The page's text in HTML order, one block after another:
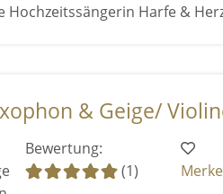
Hochzeitssängerin Harfe &
& Geige/
Bewertung:
(1)